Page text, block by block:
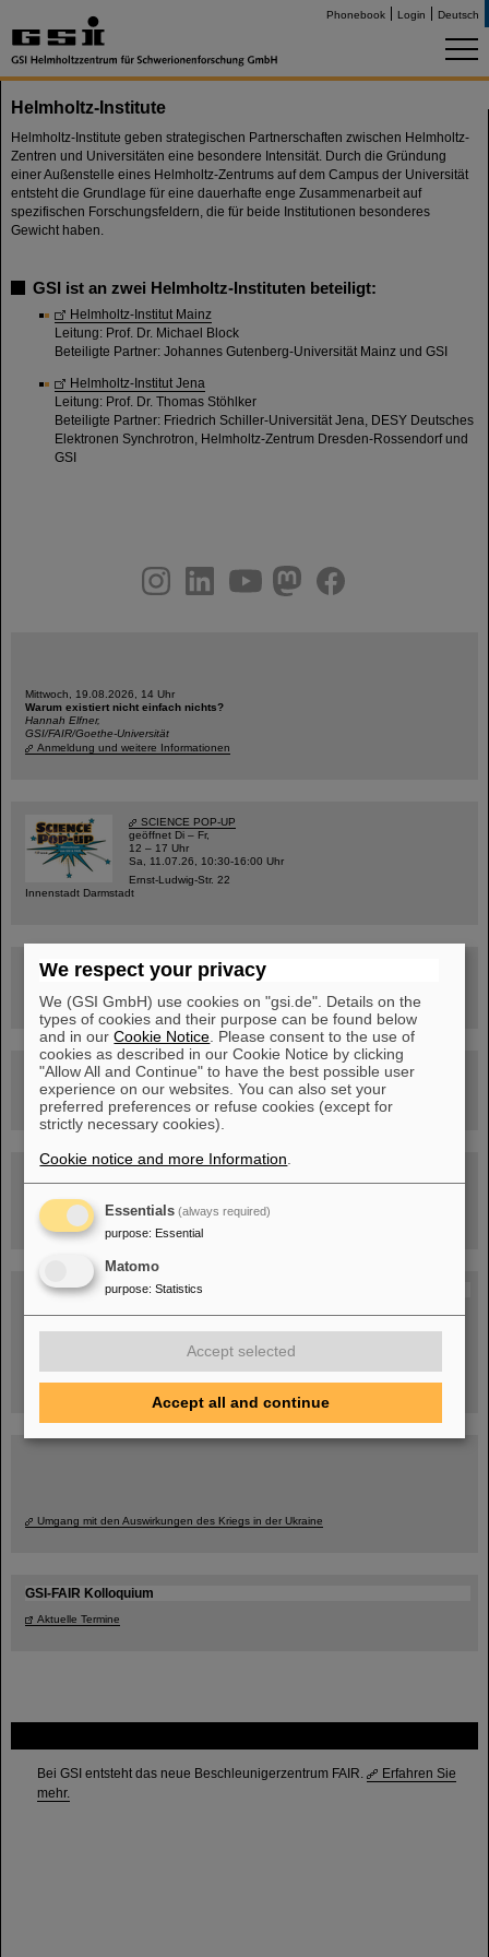
Phonebook Login Deutsch
Bei GSI entsteht das neue Beschleunigerzentrum FAIR.
Erfahren Sie
mehr.
Helmholtz-Institute
Helmholtz-Institute geben strategischen Partnerschaften zwischen Helmholtz-
Zentren und Universitäten eine besondere Intensität. Durch die Gründung
einer Außenstelle eines Helmholtz-Zentrums auf dem Campus der Universität
entsteht die Grundlage für eine dauerhafte enge Zusammenarbeit auf
spezifischen Forschungsfeldern, die für beide Institutionen besonderes
Gewicht haben.
GSI ist an zwei Helmholtz-Instituten beteiligt:
Helmholtz-Institut Mainz
Leitung: Prof. Dr. Michael Block
Beteiligte Partner: Johannes Gutenberg-Universität Mainz und GSI
Helmholtz-Institut Jena
Leitung: Prof. Dr. Thomas Stöhlker
Beteiligte Partner: Friedrich Schiller-Universität Jena, DESY Deutsches
Elektronen Synchrotron, Helmholtz-Zentrum Dresden-Rossendorf und
GSI
youtubehelmholtz.socialfacebook
Mittwoch, 19.08.2026, 14 Uhr
Warum existiert nicht einfach nichts?
Hannah Elfner,
GSI/FAIR/Goethe-Universität
Anmeldung und weitere Informationen
SCIENCE POP-UP
geöffnet Di – Fr,
12 – 17 Uhr
Sa, 11.07.26, 10:30-16:00 Uhr
Ernst-Ludwig-Str. 22
Innenstadt Darmstadt
FAIR-Trailer: Der Weg der Teilchen durch die
Beschleunigeranlage
Rundflug über die FAIR-Baustelle
jetzt Termin buchen!
Blog Beam On
Menschen...hinter GSI und FAIR.
Umgang mit den Auswirkungen des Kriegs in der Ukraine
GSI-FAIR Kolloquium
Aktuelle Termine
We respect your privacy
We (GSI GmbH) use cookies on "gsi.de". Details on the
types of cookies and their purpose can be found below
and in ourCookie Notice . Please consent to the use of
cookies as described in our Cookie Notice by clicking
"Allow All and Continue" to have the best possible user
experience on our websites. You can also set your
preferred preferences or refuse cookies (except for
strictly necessary cookies).
Cookie notice and more Information
Essentials (always required)
purpose: Essential
Matomo
purpose: Statistics
Accept selected
Accept all and continue